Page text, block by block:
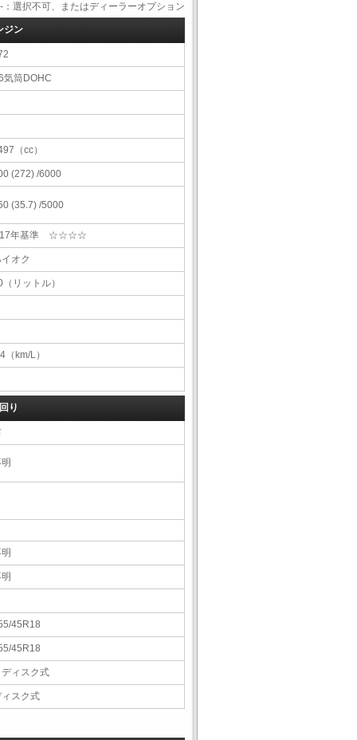
択不可、またはディーラーオプション
ジン
気筒DOHC
（cc）
(272) /6000
(35.7) /5000
年基準 ☆☆☆☆
オク
（リットル）
（km/L）
り
45R18
45R18
ディスク式
スク式